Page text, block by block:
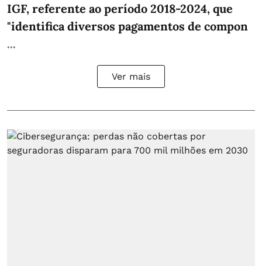
IGF, referente ao período 2018-2024, que
"identifica diversos pagamentos de compon
...
Ver mais